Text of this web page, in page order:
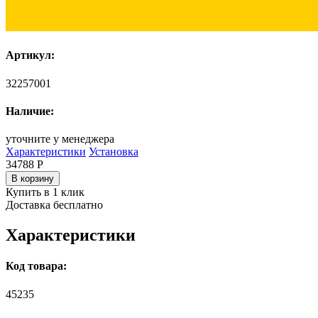
Артикул:
32257001
Наличие:
уточните у менеджера
Характеристики Установка
34788 Р
В корзину
Купить в 1 клик
Доставка бесплатно
Характеристики
Код товара:
45235